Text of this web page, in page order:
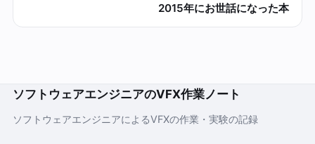
2015年にお世話になった本
ソフトウェアエンジニアのVFX作業ノート
ソフトウェアエンジニアによるVFXの作業・実験の記録